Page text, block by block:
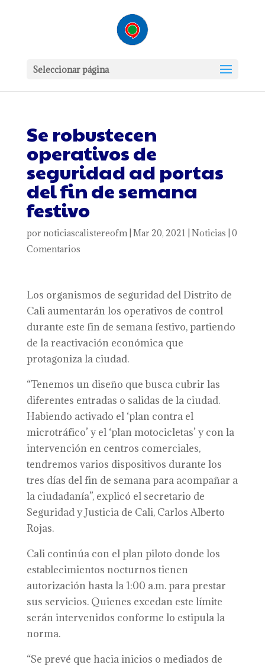
Seleccionar página
Se robustecen
operativos de
seguridad ad portas
del fin de semana
festivo
por noticiascalistereofm| Mar 20, 2021 Noticias 0
Comentarios
Los organismos de seguridad del Distrito de
Cali aumentarán los operativos de control
durante este fin de semana festivo, partiendo
de la reactivación económica que
protagoniza la ciudad.
“Tenemos un diseño que busca cubrir las
diferentes entradas o salidas de la ciudad.
Habiendo activado el ‘plan contra el
microtráfico’ y el ‘plan motocicletas’ y con la
intervención en centros comerciales,
tendremos varios dispositivos durante los
tres días del fin de semana para acompañar a
la ciudadanía”, explicó el secretario de
Seguridad y Justicia de Cali, Carlos Alberto
Rojas.
Cali continúa con el plan piloto donde los
establecimientos nocturnos tienen
autorización hasta la 1:00 a.m. para prestar
sus servicios. Quienes excedan este límite
serán intervenidos conforme lo estipula la
norma.
“Se prevé que hacia inicios o mediados de